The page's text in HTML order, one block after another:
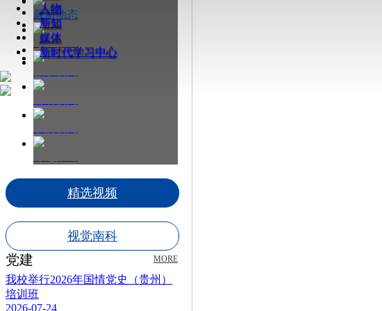
人物
新知
媒体
新时代学习中心
最新动态
综合新闻
精选视频
视觉南科
党建 MORE
我校举行2026年国情党史（贵州）
培训班
2026-07-24